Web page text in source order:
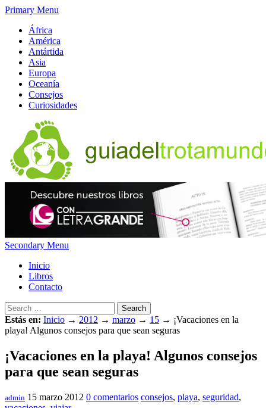
Primary Menu
África
América
Antártida
Asia
Europa
Oceanía
Consejos
Curiosidades
Secondary Menu
Inicio
Libros
Contacto
Search
Estás en: Inicio → 2012 → marzo → 15 → ¡Vacaciones en la
playa! Algunos consejos para que sean seguras
¡Vacaciones en la playa! Algunos consejos
para que sean seguras
admin 15 marzo 2012 0 comentarios consejos, playa, seguridad,